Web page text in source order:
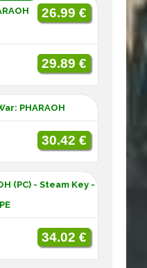
26.99 €
29.89 €
PHARAOH
30.42 €
(PC) - Steam Key -
34.02 €